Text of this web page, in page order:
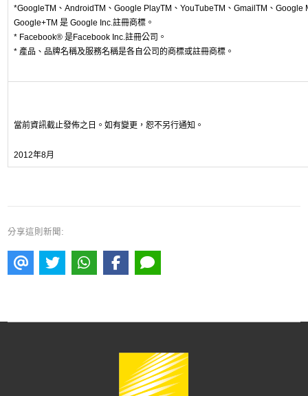
*GoogleTM、AndroidTM、Google PlayTM、YouTubeTM、GmailTM、Google
Google+TM 是 Google Inc.註冊商標。
* Facebook® 是Facebook Inc.註冊公司。
* 產品、品牌名稱及服務名稱是各自公司的商標或註冊商標。
當前資訊截止發佈之日。如有變更，恕不另行通知。
2012年8月
分享這則新聞: